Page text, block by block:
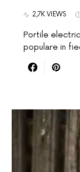
2,7K VIEWS
Portile
populare in